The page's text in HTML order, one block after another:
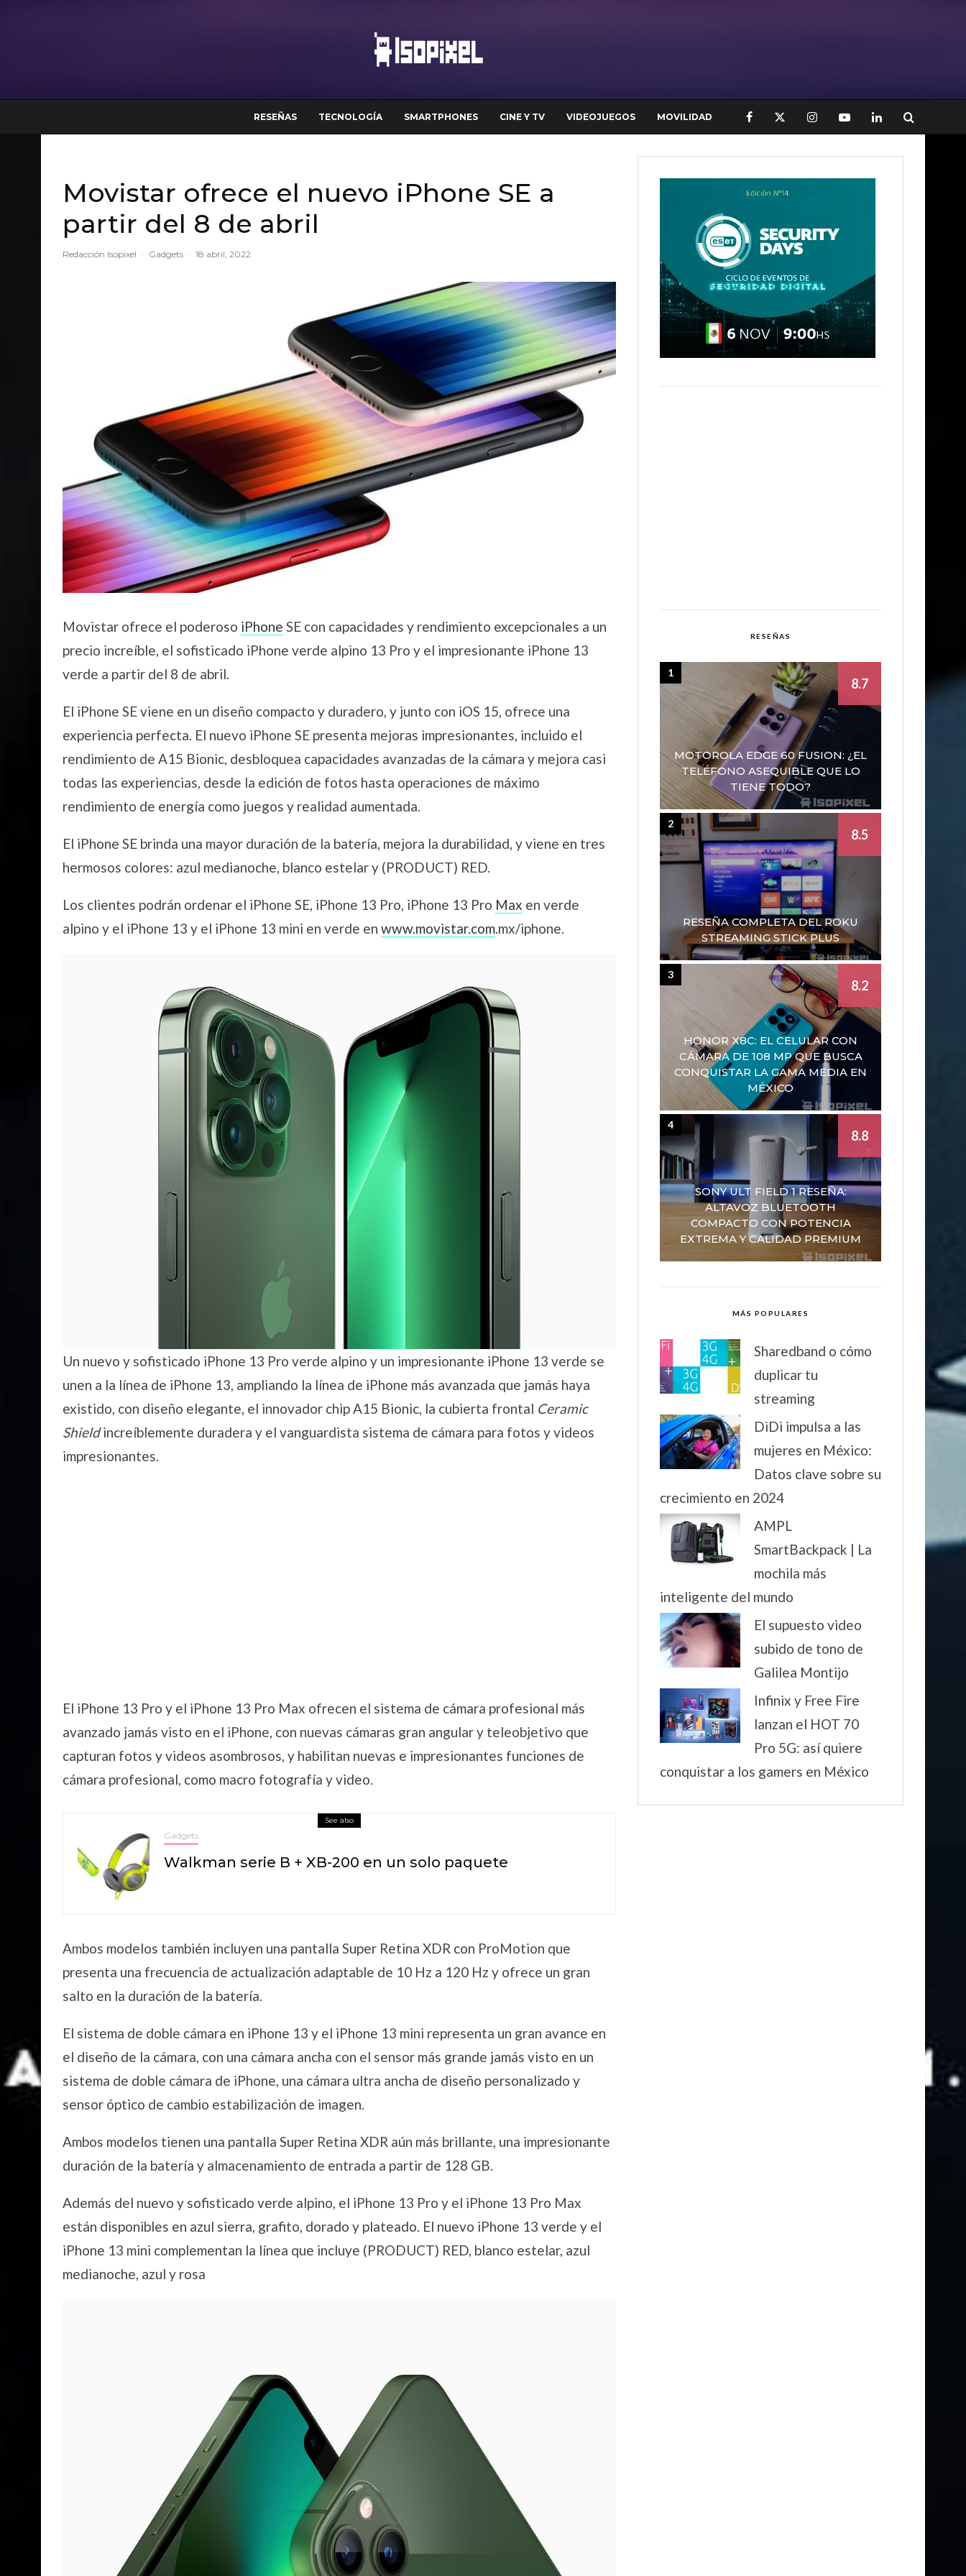
RESEÑAS TECNOLOGÍA SMARTPHONES CINE Y TV VIDEOJUEGOS MOVILIDAD
Movistar ofrece el nuevo iPhone SE a
partir del 8 de abril
Redacción Isopixel · Gadgets · 18 abril, 2022
Movistar ofrece el poderoso iPhone SE con capacidades y rendimiento excepcionales a un
precio increíble, el sofisticado iPhone verde alpino 13 Pro y el impresionante iPhone 13
verde a partir del 8 de abril.
El iPhone SE viene en un diseño compacto y duradero, y junto con iOS 15, ofrece una
experiencia perfecta. El nuevo iPhone SE presenta mejoras impresionantes, incluido el
rendimiento de A15 Bionic, desbloquea capacidades avanzadas de la cámara y mejora casi
todas las experiencias, desde la edición de fotos hasta operaciones de máximo
rendimiento de energía como juegos y realidad aumentada.
El iPhone SE brinda una mayor duración de la batería, mejora la durabilidad, y viene en tres
hermosos colores: azul medianoche, blanco estelar y (PRODUCT) RED.
Los clientes podrán ordenar el iPhone SE, iPhone 13 Pro, iPhone 13 Pro Max en verde
alpino y el iPhone 13 y el iPhone 13 mini en verde en www.movistar.com.mx/iphone.
Un nuevo y sofisticado iPhone 13 Pro verde alpino y un impresionante iPhone 13 verde se
unen a la línea de iPhone 13, ampliando la línea de iPhone más avanzada que jamás haya
existido, con diseño elegante, el innovador chip A15 Bionic, la cubierta frontal Ceramic
Shieldincreíblemente duradera y el vanguardista sistema de cámara para fotos y videos
impresionantes.
El iPhone 13 Pro y el iPhone 13 Pro Max ofrecen el sistema de cámara profesional más
avanzado jamás visto en el iPhone, con nuevas cámaras gran angular y teleobjetivo que
capturan fotos y videos asombrosos, y habilitan nuevas e impresionantes funciones de
cámara profesional, como macro fotografía y video.
See also
Gadgets
Walkman serie B + XB-200 en un solo paquete
Ambos modelos también incluyen una pantalla Super Retina XDR con ProMotion que
presenta una frecuencia de actualización adaptable de 10 Hz a 120 Hz y ofrece un gran
salto en la duración de la batería.
El sistema de doble cámara en iPhone 13 y el iPhone 13 mini representa un gran avance en
el diseño de la cámara, con una cámara ancha con el sensor más grande jamás visto en un
sistema de doble cámara de iPhone, una cámara ultra ancha de diseño personalizado y
sensor óptico de cambio estabilización de imagen.
Ambos modelos tienen una pantalla Super Retina XDR aún más brillante, una impresionante
duración de la batería y almacenamiento de entrada a partir de 128 GB.
Además del nuevo y sofisticado verde alpino, el iPhone 13 Pro y el iPhone 13 Pro Max
están disponibles en azul sierra, grafito, dorado y plateado. El nuevo iPhone 13 verde y el
iPhone 13 mini complementan la línea que incluye (PRODUCT) RED, blanco estelar, azul
medianoche, azul y rosa
RESEÑAS
MOTOROLA EDGE 60 FUSION: ¿EL
TELÉFONO ASEQUIBLE QUE LO
TIENE TODO?
8.7
1
RESEÑA COMPLETA DEL ROKU
STREAMING STICK PLUS
8.5
2
HONOR X8C: EL CELULAR CON
CÁMARA DE 108 MP QUE BUSCA
CONQUISTAR LA GAMA MEDIA EN
MÉXICO
8.2
3
SONY ULT FIELD 1 RESEÑA:
ALTAVOZ BLUETOOTH
COMPACTO CON POTENCIA
EXTREMA Y CALIDAD PREMIUM
8.8
4
MÁS POPULARES
Sharedband o cómo
duplicar tu
streaming
DiDi impulsa a las
mujeres en México:
Datos clave sobre su
crecimiento en 2024
AMPL
SmartBackpack | La
mochila más
inteligente del mundo
El supuesto video
subido de tono de
Galilea Montijo
Infinix y Free Fire
lanzan el HOT 70
Pro 5G: así quiere
conquistar a los gamers en México